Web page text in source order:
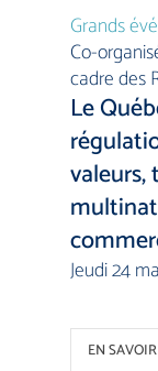
Grands
Co-
cadre des
Le
valeurs,
Jeudi 24
EN